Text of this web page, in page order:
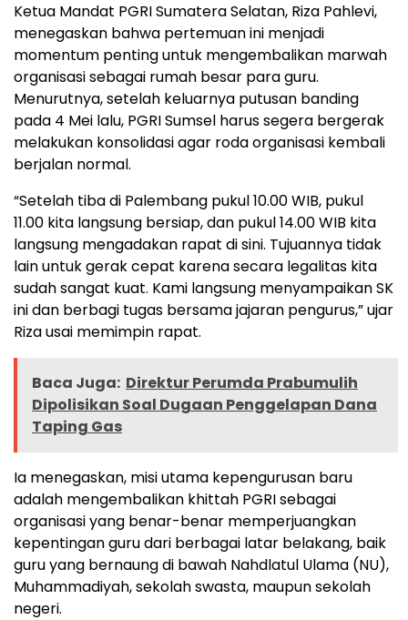
Ketua Mandat PGRI Sumatera Selatan, Riza Pahlevi,
menegaskan bahwa pertemuan ini menjadi
momentum penting untuk mengembalikan marwah
organisasi sebagai rumah besar para guru.
Menurutnya, setelah keluarnya putusan banding
pada 4 Mei lalu, PGRI Sumsel harus segera bergerak
melakukan konsolidasi agar roda organisasi kembali
berjalan normal.
“Setelah tiba di Palembang pukul 10.00 WIB, pukul
11.00 kita langsung bersiap, dan pukul 14.00 WIB kita
langsung mengadakan rapat di sini. Tujuannya tidak
lain untuk gerak cepat karena secara legalitas kita
sudah sangat kuat. Kami langsung menyampaikan SK
ini dan berbagi tugas bersama jajaran pengurus,” ujar
Riza usai memimpin rapat.
Baca Juga: Direktur Perumda Prabumulih
Dipolisikan Soal Dugaan Penggelapan Dana
Taping Gas
Ia menegaskan, misi utama kepengurusan baru
adalah mengembalikan khittah PGRI sebagai
organisasi yang benar-benar memperjuangkan
kepentingan guru dari berbagai latar belakang, baik
guru yang bernaung di bawah Nahdlatul Ulama (NU),
Muhammadiyah, sekolah swasta, maupun sekolah
negeri.